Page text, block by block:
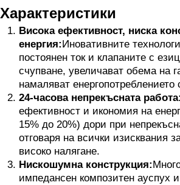
Характеристики
Висока ефективност, ниска
енергия:Иновативните
постоянен ток и клапаните с
счупване, увеличават обема на
намаляват енергопотреблението
24-часова непрекъсната работа:
ефективност и икономия на
15% до 20%) дори при
отговаря на всички изисквания
високо налягане.
Нискошумна конструкция:
импедансен композитен ауспух